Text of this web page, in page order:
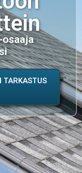
TARKASTUS